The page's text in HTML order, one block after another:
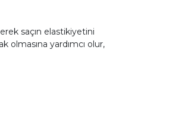
saçın elastikiyetini
olmasına yardımcı olur,